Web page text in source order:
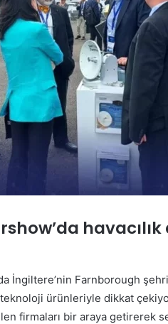
İngiltere’nin Farnborough
ürünleriyle dikkat
firmaları bir araya getirerek